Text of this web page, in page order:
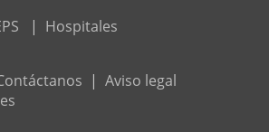
| Hospitales
| Aviso legal